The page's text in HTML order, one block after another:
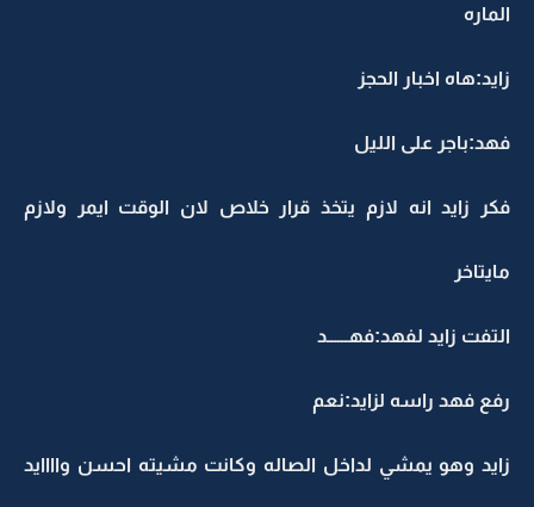
الماره
زايد:هاه اخبار الحجز
فهد:باجر على الليل
فكر زايد انه لازم يتخذ قرار خلاص لان الوقت ايمر ولازم
مايتاخر
التفت زايد لفهد:فهــــــد
رفع فهد راسه لزايد:نعم
زايد وهو يمشي لداخل الصاله وكانت مشيته احسن واااايد